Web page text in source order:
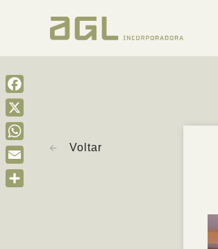
Voltar
Facebook
X
WhatsApp
Email